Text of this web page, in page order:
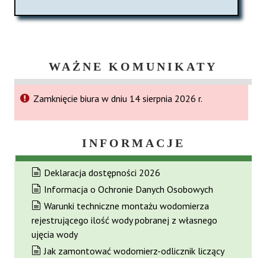
WAŻNE KOMUNIKATY
Zamknięcie biura w dniu 14 sierpnia 2026 r.
INFORMACJE
Deklaracja dostępności 2026
Informacja o Ochronie Danych Osobowych
Warunki techniczne montażu wodomierza
rejestrującego ilość wody pobranej z własnego
ujęcia wody
Jak zamontować wodomierz-odlicznik liczący